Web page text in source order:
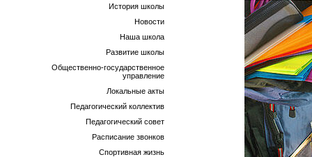
История школы
Новости
Наша школа
Развитие школы
Общественно-государственное
управление
Локальные акты
Педагогический коллектив
Педагогический совет
Расписание звонков
Спортивная жизнь